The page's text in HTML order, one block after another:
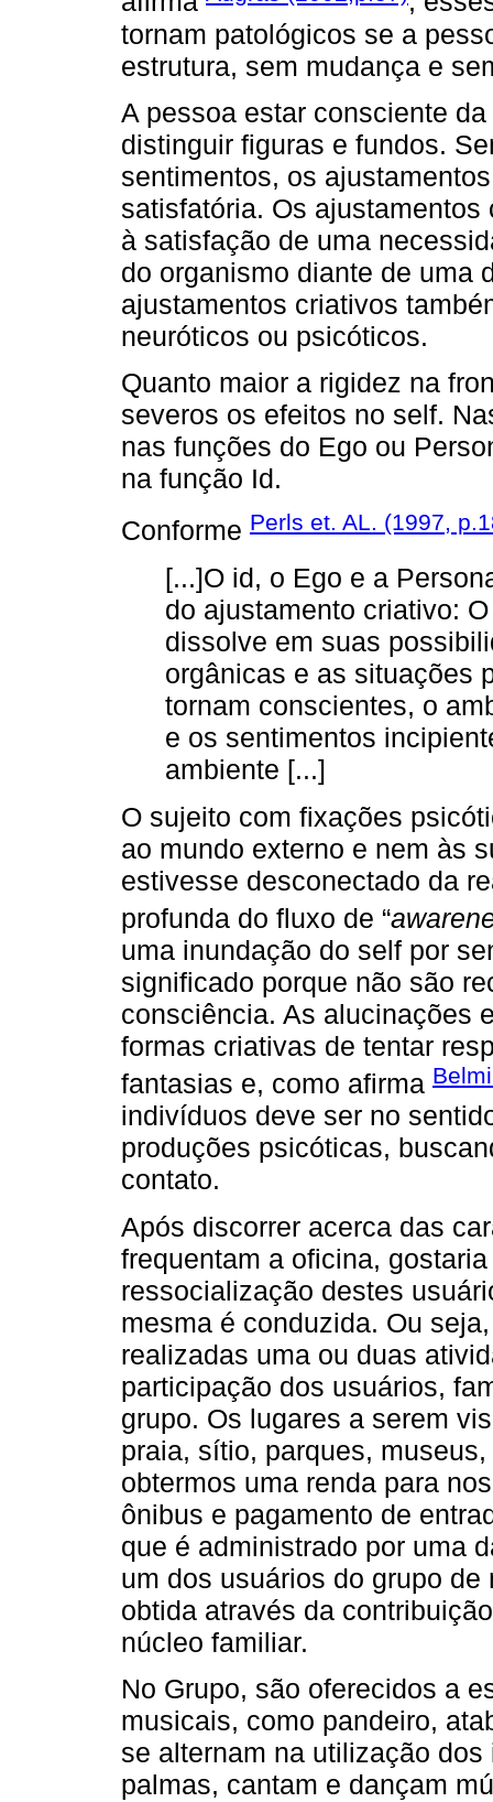
tornam patológicos se a
estrutura, sem mudança e
A pessoa estar consciente
distinguir figuras e fundos.
sentimentos, os
satisfatória. Os
à satisfação de uma
do organismo diante de uma
ajustamentos criativos
neuróticos ou psicóticos.
Quanto maior a rigidez na
severos os efeitos no self.
nas funções do Ego ou
na função Id.
Conforme Perls et. AL. (1997,
[...]O id, o Ego e a
do ajustamento criativo:
dissolve em suas
orgânicas e as situações
tornam conscientes, o
e os sentimentos
ambiente [...]
O sujeito com fixações
ao mundo externo e nem às
estivesse desconectado da
profunda do fluxo de “
uma inundação do self por
significado porque não são
consciência. As alucinações
formas criativas de tentar
fantasias e, como afirma
indivíduos deve ser no
produções psicóticas,
contato.
Após discorrer acerca das
frequentam a oficina,
ressocialização destes
mesma é conduzida. Ou
realizadas uma ou duas
participação dos usuários,
grupo. Os lugares a serem
praia, sítio, parques,
obtermos uma renda para
ônibus e pagamento de
que é administrado por uma
um dos usuários do grupo
obtida através da
núcleo familiar.
No Grupo, são oferecidos a
musicais, como pandeiro,
se alternam na utilização
palmas, cantam e dançam